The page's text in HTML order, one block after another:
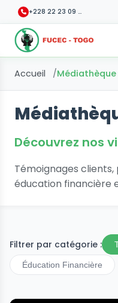
+228 22 23 09 70
Accueil Médiathèque
Découvrez nos
Témoignages
éducation financière
Filtrer par catégorie :
Éducation Financière